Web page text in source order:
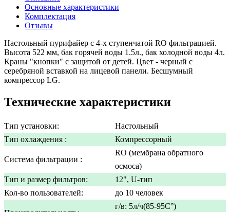
Основные характеристики
Комплектация
Отзывы
Настольный пурифайер с 4-х ступенчатой RO фильтрацией.
Высота 522 мм, бак горячей воды 1.5л., бак холодной воды 4л.
Краны "кнопки" с защитой от детей. Цвет - черный с
серебряной вставкой на лицевой панели. Бесшумный
компрессор LG.
Технические характеристики
Тип установки:
Настольный
Тип охлаждения :
Компрессорный
Система фильтрации :
RO (мембрана обратного
осмоса)
Тип и размер фильтров:
12", U-тип
Кол-во пользователей:
до 10 человек
г/в: 5л/ч(85-95C°)